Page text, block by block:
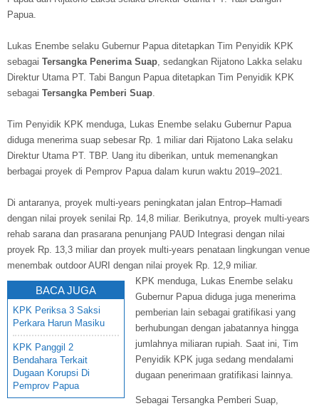
Papua.
Lukas Enembe selaku Gubernur Papua ditetapkan Tim Penyidik KPK
sebagai Tersangka Penerima Suap , sedangkan Rijatono Lakka selaku
Direktur Utama PT. Tabi Bangun Papua ditetapkan Tim Penyidik KPK
sebagai Tersangka Pemberi Suap
Tim Penyidik KPK menduga, Lukas Enembe selaku Gubernur Papua
diduga menerima suap sebesar Rp. 1 miliar dari Rijatono Laka selaku
Direktur Utama PT. TBP. Uang itu diberikan, untuk memenangkan
berbagai proyek di Pemprov Papua dalam kurun waktu 2019–2021.
Di antaranya, proyek multi-years peningkatan jalan Entrop–Hamadi
dengan nilai proyek senilai Rp. 14,8 miliar. Berikutnya, proyek multi-years
rehab sarana dan prasarana penunjang PAUD Integrasi dengan nilai
proyek Rp. 13,3 miliar dan proyek multi-years penataan lingkungan venue
menembak outdoor AURI dengan nilai proyek Rp. 12,9 miliar.
BACA JUGA
KPK Periksa 3 Saksi
Perkara Harun Masiku
KPK Panggil 2
Bendahara Terkait
Dugaan Korupsi Di
Pemprov Papua
KPK menduga, Lukas Enembe selaku
Gubernur Papua diduga juga menerima
pemberian lain sebagai gratifikasi yang
berhubungan dengan jabatannya hingga
jumlahnya miliaran rupiah. Saat ini, Tim
Penyidik KPK juga sedang mendalami
dugaan penerimaan gratifikasi lainnya.
Sebagai Tersangka Pemberi Suap,